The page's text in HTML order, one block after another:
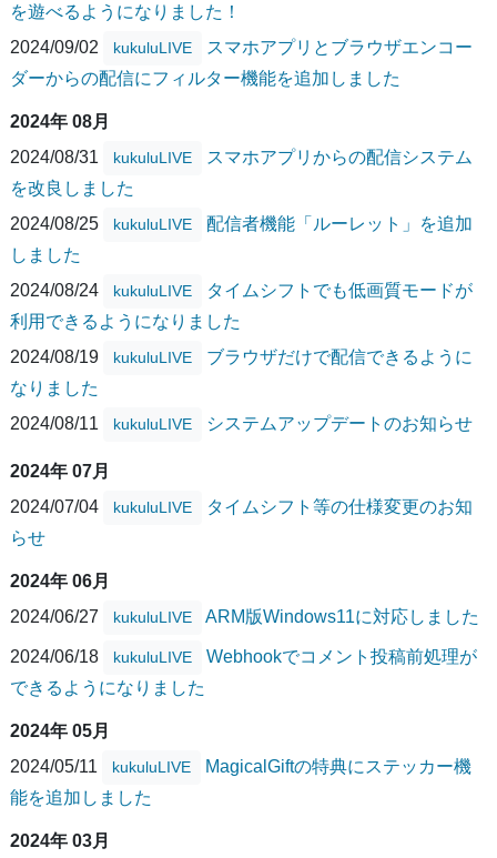
を遊べるようになりました！
2024/09/02
kukuluLIVE
スマホアプリとブラウザエンコー
ダーからの配信にフィルター機能を追加しました
2024年 08月
2024/08/31
kukuluLIVE
スマホアプリからの配信システム
を改良しました
2024/08/25
kukuluLIVE
配信者機能「ルーレット」を追加
しました
2024/08/24
kukuluLIVE
タイムシフトでも低画質モードが
利用できるようになりました
2024/08/19
kukuluLIVE
ブラウザだけで配信できるように
なりました
2024/08/11
kukuluLIVE システムアップデートのお知らせ
2024年 07月
2024/07/04
kukuluLIVE
タイムシフト等の仕様変更のお知
らせ
2024年 06月
2024/06/27
kukuluLIVE ARM版Windows11に対応しました
2024/06/18 kukuluLIVE
Webhookでコメント投稿前処理が
できるようになりました
2024年 05月
2024/05/11
kukuluLIVE
MagicalGiftの特典にステッカー機
能を追加しました
2024年 03月